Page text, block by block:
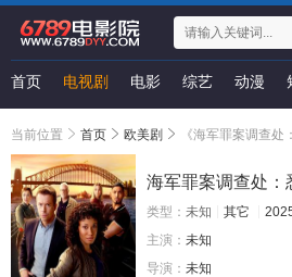
首页 电视剧 电影 综艺 动漫
当前位置 首页 欧美剧 《海军罪案调查处
海军罪案调查处：
类型： 未知 其它
主演： 未知
导演： 未知